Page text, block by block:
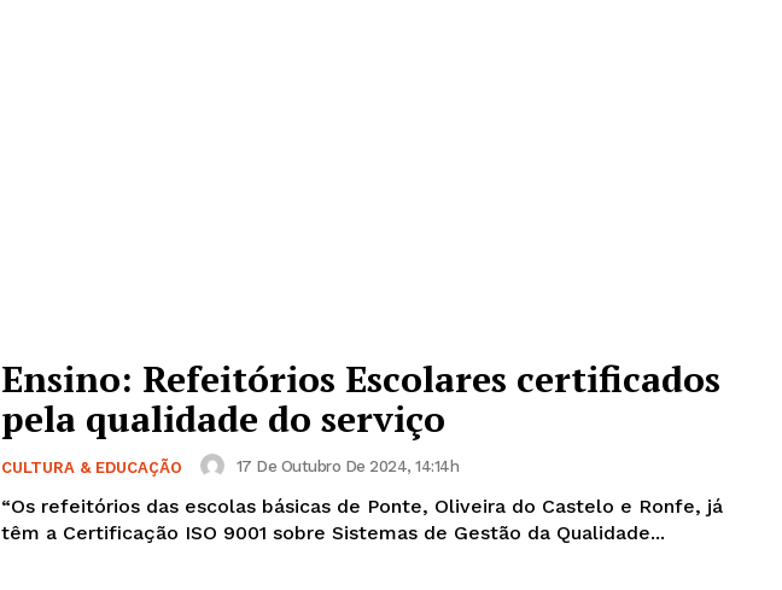
Ensino: Refeitórios Escolares certificados
pela qualidade do serviço
CULTURA & EDUCAÇÃO 17 De Outubro De 2024, 14:14h
“Os refeitórios das escolas básicas de Ponte, Oliveira do Castelo e Ronfe, já
têm a Certificação ISO 9001 sobre Sistemas de Gestão da Qualidade...